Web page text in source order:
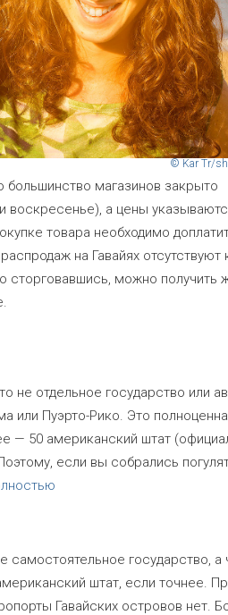
© Kar Tr/
большинство магазинов закрыто
воскресенье), а цены
товара необходимо
на Гавайях отсутствуют
сторговавшись, можно получить
не отдельное государство или
или Пуэрто-Рико. Это
— 50 американский штат
если вы собрались
самостоятельное государство, а
штат, если точнее.
Гавайских островов нет.